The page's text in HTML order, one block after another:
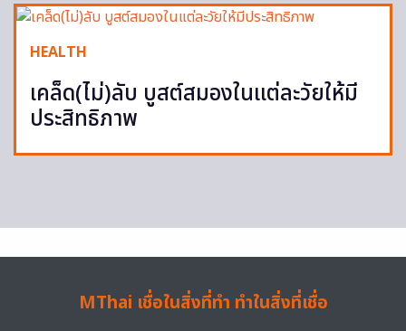
HEALTH
เคล็ด(ไม่)ลับ บูสต์สมองในแต่ละวัยให้มี
ประสิทธิภาพ
MThai เชื่อในสิ่งที่ทำ ทำในสิ่งที่เชื่อ